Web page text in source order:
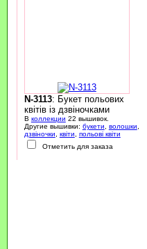
N-3113: Букет польових
квітів із дзвіночками
В коллекции 22 вышивок.
Другие вышивки: букети волошки
дзвіночки
квіти
польові квіти
Отметить для заказа